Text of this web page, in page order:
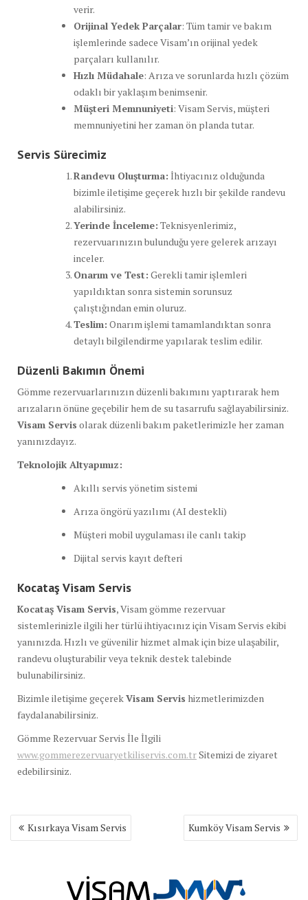
verir.
Orijinal Yedek Parçalar: Tüm tamir ve bakım
işlemlerinde sadece Visam’ın orijinal yedek
parçaları kullanılır.
Hızlı Müdahale: Arıza ve sorunlarda hızlı çözüm
odaklı bir yaklaşım benimsenir.
Müşteri Memnuniyeti: Visam Servis, müşteri
memnuniyetini her zaman ön planda tutar.
Servis Sürecimiz
Randevu Oluşturma: İhtiyacınız olduğunda
bizimle iletişime geçerek hızlı bir şekilde randevu
alabilirsiniz.
Yerinde İnceleme: Teknisyenlerimiz,
rezervuarınızın bulunduğu yere gelerek arızayı
inceler.
Onarım ve Test: Gerekli tamir işlemleri
yapıldıktan sonra sistemin sorunsuz
çalıştığından emin oluruz.
Teslim: Onarım işlemi tamamlandıktan sonra
detaylı bilgilendirme yapılarak teslim edilir.
Düzenli Bakımın Önemi
Gömme rezervuarlarınızın düzenli bakımını yaptırarak hem
arızaların önüne geçebilir hem de su tasarrufu sağlayabilirsiniz.
Visam Servis olarak düzenli bakım paketlerimizle her zaman
yanınızdayız.
Teknolojik Altyapımız:
Akıllı servis yönetim sistemi
Arıza öngörü yazılımı (AI destekli)
Müşteri mobil uygulaması ile canlı takip
Dijital servis kayıt defteri
Kocataş Visam Servis
Kocataş Visam Servis, Visam gömme rezervuar
sistemlerinizle ilgili her türlü ihtiyacınız için Visam Servis ekibi
yanınızda. Hızlı ve güvenilir hizmet almak için bize ulaşabilir,
randevu oluşturabilir veya teknik destek talebinde
bulunabilirsiniz.
Bizimle iletişime geçerekVisam Servis hizmetlerimizden
faydalanabilirsiniz.
Gömme Rezervuar Servis İle İlgili
www.gommerezervuaryetkiliservis.com.trSitemizi de ziyaret
edebilirsiniz.
Yazı
gezinmesi
Kısırkaya Visam Servis Kumköy Visam Servis